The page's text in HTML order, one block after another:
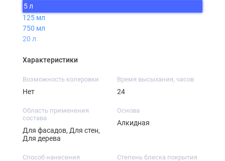
5 л
125 мл
750 мл
20 л
Характеристики
Возможность колеровки
Нет
Время высыхания, часов
24
Область применения
состава
Для фасадов, Для стен,
Для дерева
Основа
Алкидная
Способ нанесения Степень блеска покрытия